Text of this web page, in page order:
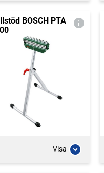
BOSCH PTA
Visa